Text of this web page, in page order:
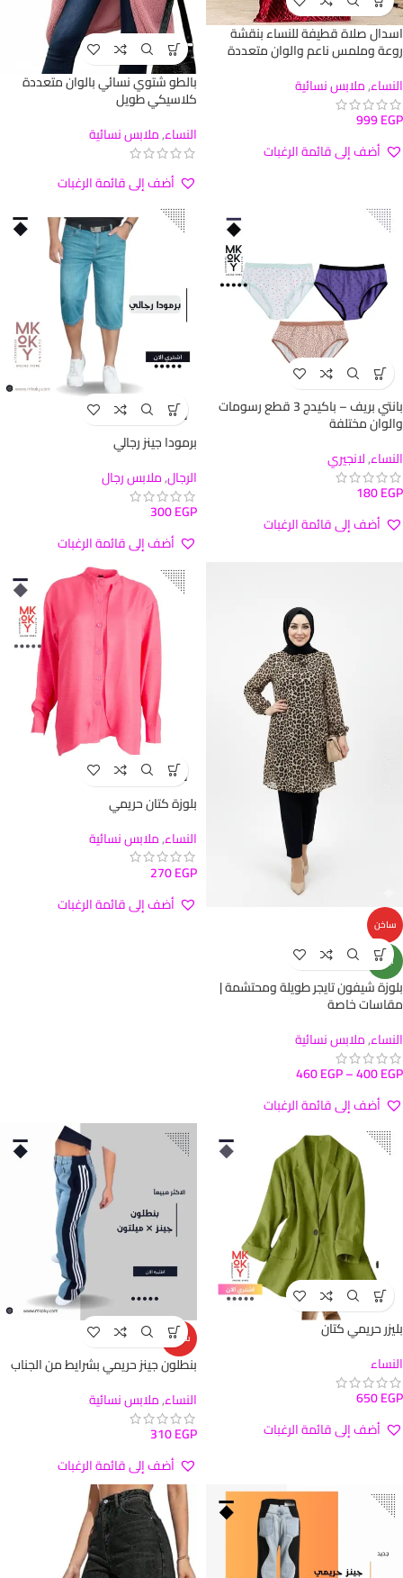
اسدال صلاة قطيفة للنساء بنقشة
روعة وملمس ناعم والوان متعددة
النساء,ملابس نسائية
999EGP
أضف إلى قائمة الرغبات
بالطو شتوي نسائي بالوان متعددة
كلاسيكي طويل
النساء,ملابس نسائية
أضف إلى قائمة الرغبات
بانتي بريف – باكيدج 3 قطع رسومات
والوان مختلفة
النساء,لانجيري
180EGP
أضف إلى قائمة الرغبات
نفذ
برمودا جينز رجالي
الرجال,ملابس رجال
300EGP
أضف إلى قائمة الرغبات
ساخن
جديد
بلوزة شيفون تايجر طويلة ومحتشمة |
مقاسات خاصة
النساء,ملابس نسائية
400EGP
–
460EGP
أضف إلى قائمة الرغبات
نفذ
بلوزة كتان حريمي
النساء,ملابس نسائية
270EGP
أضف إلى قائمة الرغبات
بليزر حريمي كتان
النساء
650EGP
أضف إلى قائمة الرغبات
ساخن
بنطلون جينز حريمي بشرايط من الجناب
النساء,ملابس نسائية
310EGP
أضف إلى قائمة الرغبات